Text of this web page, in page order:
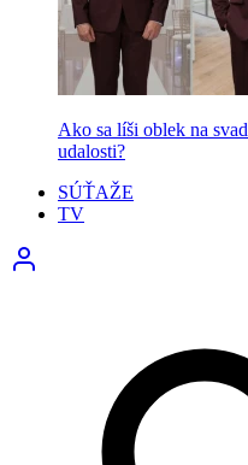
Ako sa líši oblek na
udalosti?
SÚŤAŽE
TV